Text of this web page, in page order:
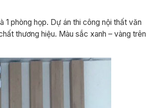
1 phòng họp. Dự án thi công nội thất văn
thương hiệu. Màu sắc xanh – vàng trên